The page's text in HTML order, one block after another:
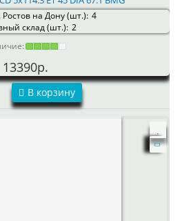
Ростов на Дону (шт.): 4
склад (шт.): 2
13390р.
В корзину